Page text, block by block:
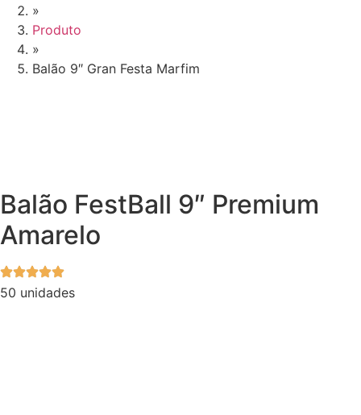
»
Produto
»
Balão 9″ Gran Festa Marfim
Balão FestBall 9″ Premium
Amarelo
50 unidades